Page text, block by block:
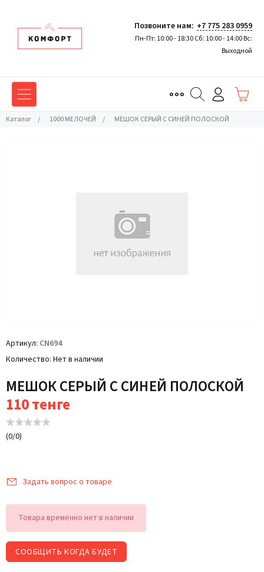
Позвоните нам: +7 775 283 0959
Пн-Пт: 10:00 - 18:30 Сб: 10:00 - 14:00 Вс:
Выходной
Каталог / 1000 МЕЛОЧЕЙ / МЕШОК СЕРЫЙ С СИНЕЙ ПОЛОСКОЙ
Артикул CN694
Количество Нет в наличии
МЕШОК СЕРЫЙ С СИНЕЙ ПОЛОСКОЙ
110тенге
(0/0)
Задать вопрос о товаре
Товара временно нет в наличии
СООБЩИТЬ КОГДА БУДЕТ